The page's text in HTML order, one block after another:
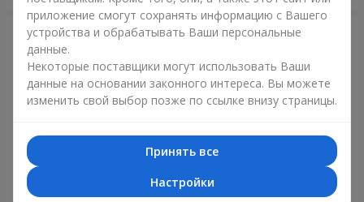
Букет "Времена года" Букет из 21 кремовой розы
приложение смогут сохранять информацию с Вашего
устройства и обрабатывать Ваши персональные
данные.
Некоторые поставщики могут использовать Ваши
данные на основании законного интереса. Вы можете
изменить свой выбор позже по ссылке внизу страницы.
Принять все
Настройки